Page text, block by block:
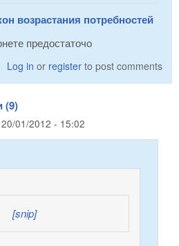
возрастания потребностей
предостаточо
Log in or register to post comments
(9)
20/01/2012 - 15:02
[snip]